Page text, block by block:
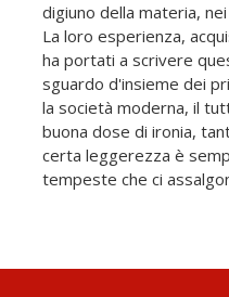
digiuno della materia,
La loro esperienza,
ha portati a scrivere
sguardo d'insieme dei
la società moderna, il
buona dose di ironia,
certa leggerezza è
tempeste che ci